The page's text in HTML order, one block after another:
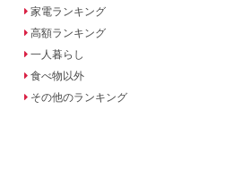
家電ランキング
高額ランキング
一人暮らし
食べ物以外
その他のランキング